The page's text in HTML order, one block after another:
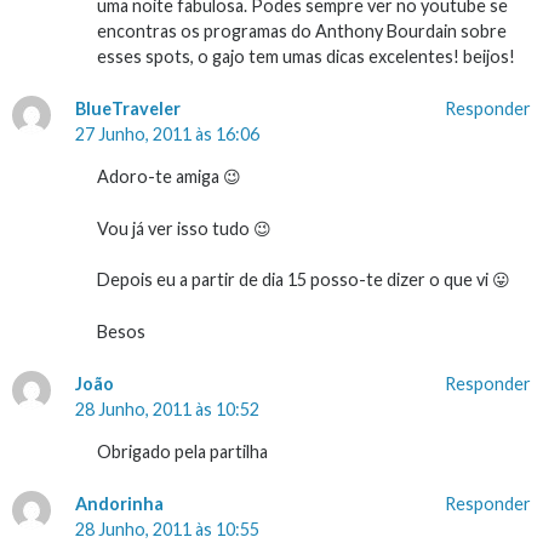
uma noite fabulosa. Podes sempre ver no youtube se
encontras os programas do Anthony Bourdain sobre
esses spots, o gajo tem umas dicas excelentes! beijos!
BlueTraveler
27 Junho, 2011 às 16:06
Adoro-te amiga 😉
Vou já ver isso tudo 😉
Depois eu a partir de dia 15 posso-te dizer o que vi 😛
Besos
Responder
João
28 Junho, 2011 às 10:52
Obrigado pela partilha
Responder
Andorinha
28 Junho, 2011 às 10:55
Responder